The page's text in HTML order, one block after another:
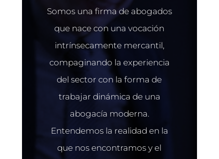
Somos una firma de abogados
que nace con una vocación
intrínsecamente mercantil,
compaginando la experiencia
del sector con la forma de
trabajar dinámica de una
abogacía moderna.
Entendemos la realidad en la
que nos encontramos y el